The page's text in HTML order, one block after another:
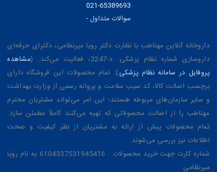
021-65389693
سوالات متداول-
داروخانه آنلاین مهتاطب با نظارت دکتر رویا میرنظامی، دکترای حرفه‌ای
داروسازی شماره نظام پزشکی: د-3247، فعالیت می‌کند. (
مشاهده
پروفایل در سامانه نظام پزشکی). تمام محصولات این فروشگاه دارای
برچسب اصالت کالا، کد سیب سلامت و پروانه رسمی از وزارت بهداشت
و سایر سازمان‌های مربوطه هستند؛ این امر می‌تواند مشتریان محترم
مهتاطب را از اصالت محصولاتی که تهیه می‌کنند کاملاً مطمئن سازد.
تمام محصولات پیش از ارائه به مشتریان از نظر کیفیت و صحت
اطلاعات نیز بررسی می‌شوند.
شماره کارت جهت خرید محصولات : 6104337531945416 به نام رویا
میرنظامی